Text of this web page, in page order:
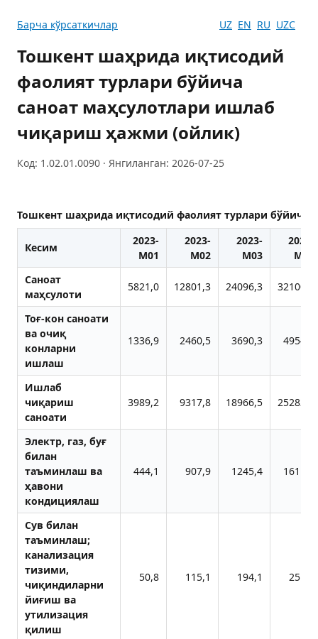
Барча кўрсаткичлар UZ EN RU UZC
Тошкент шаҳрида иқтисодий
фаолият турлари бўйича
саноат маҳсулотлари ишлаб
чиқариш ҳажми (ойлик)
Код: 1.02.01.0090 · Янгиланган: 2026-07-25
Тошкент шаҳрида иқтисодий фаолият турлари
Кесим
2023-
M01
2023-
M02
2023-
M03
2023-
M04
Саноат
маҳсулоти
5821,0 12801,3 24096,3 32100,3
Тоғ-кон саноати
ва очиқ
конларни
ишлаш
1336,9 2460,5 3690,3 4954,9
Ишлаб
чиқариш
саноати
3989,2 9317,8 18966,5 25282,5
Электр, газ, буғ
билан
таъминлаш ва
ҳавони
кондициялаш
444,1 907,9 1245,4 1611,8
Сув билан
таъминлаш;
канализация
тизими,
чиқиндиларни
йиғиш ва
утилизация
қилиш
50,8 115,1 194,1 251,1